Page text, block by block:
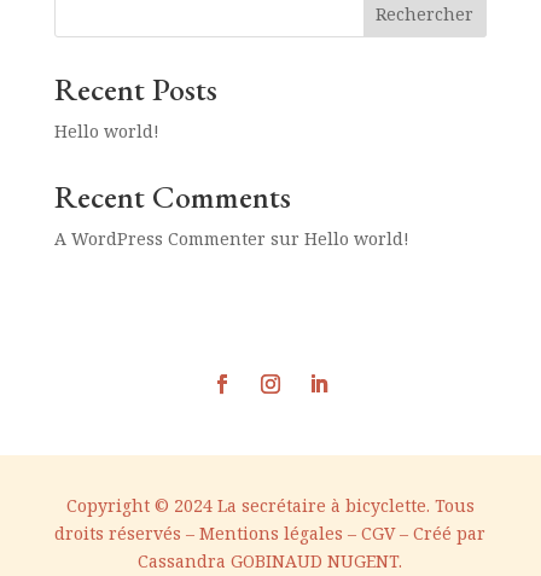
Rechercher
Recent Posts
Hello world!
Recent Comments
A WordPress Commenter sur Hello world!
Copyright © 2024 La secrétaire à bicyclette. Tous
droits réservés –Mentions légales –CGV –Créé par
Cassandra GOBINAUD NUGENT.